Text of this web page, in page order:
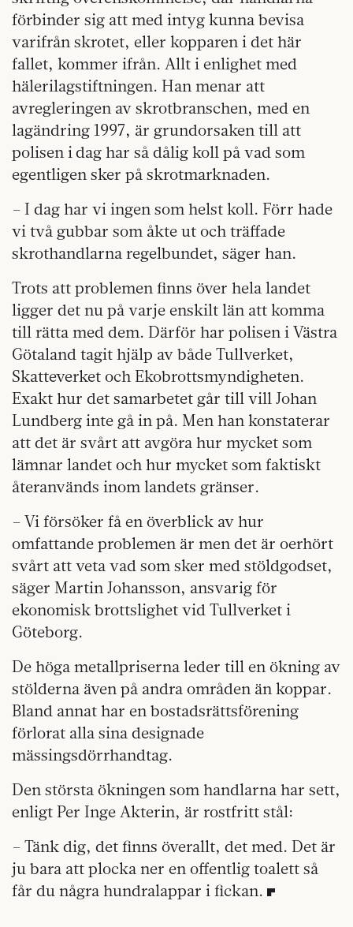
förbinder sig att med intyg kunna bevisa
varifrån skrotet, eller kopparen i det här
fallet, kommer ifrån. Allt i enlighet med
hälerilagstiftningen. Han menar att
avregleringen av skrotbranschen, med en
lagändring 1997, är grundorsaken till att
polisen i dag har så dålig koll på vad som
egentligen sker på skrotmarknaden.
– I dag har vi ingen som helst koll. Förr hade
vi två gubbar som åkte ut och träffade
skrothandlarna regelbundet, säger han.
Trots att problemen finns över hela landet
ligger det nu på varje enskilt län att komma
till rätta med dem. Därför har polisen i Västra
Götaland tagit hjälp av både Tullverket,
Skatteverket och Ekobrottsmyndigheten.
Exakt hur det samarbetet går till vill Johan
Lundberg inte gå in på. Men han konstaterar
att det är svårt att avgöra hur mycket som
lämnar landet och hur mycket som faktiskt
återanvänds inom landets gränser.
– Vi försöker få en överblick av hur
omfattande problemen är men det är oerhört
svårt att veta vad som sker med stöldgodset,
säger Martin Johansson, ansvarig för
ekonomisk brottslighet vid Tullverket i
Göteborg.
De höga metallpriserna leder till en ökning av
stölderna även på andra områden än koppar.
Bland annat har en bostadsrättsförening
förlorat alla sina designade
mässingsdörrhandtag.
Den största ökningen som handlarna har sett,
enligt Per Inge Akterin, är rostfritt stål:
– Tänk dig, det finns överallt, det med. Det är
ju bara att plocka ner en offentlig toalett så
får du några hundralappar i fickan.